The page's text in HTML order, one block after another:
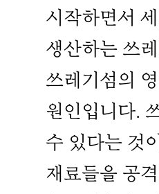
시작하면서
생산하는 쓰
쓰레기섬의
원인입니다.
수 있다는 것
재료들을 공